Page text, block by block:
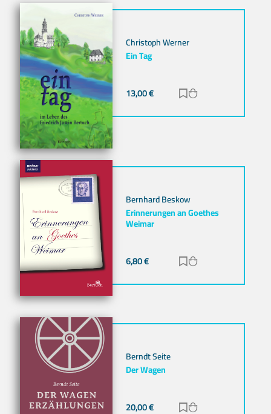
Christoph Werner
Ein Tag
13,00€ Zur Merkliste
Bernhard Beskow
Erinnerungen an Goethes
Weimar
6,80€ Zur Merkliste
Berndt Seite
Der Wagen
20,00€ Zur Merkliste